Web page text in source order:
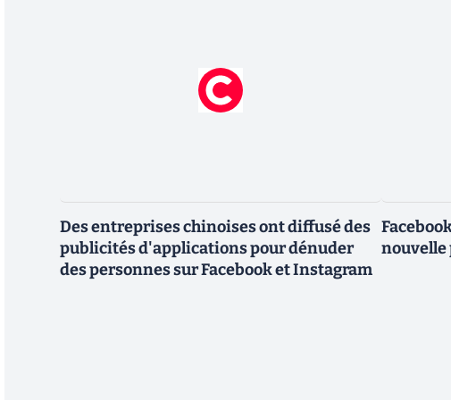
Des entreprises chinoises ont diffusé des
publicités d'applications pour dénuder
des personnes sur Facebook et Instagram
nouvelle